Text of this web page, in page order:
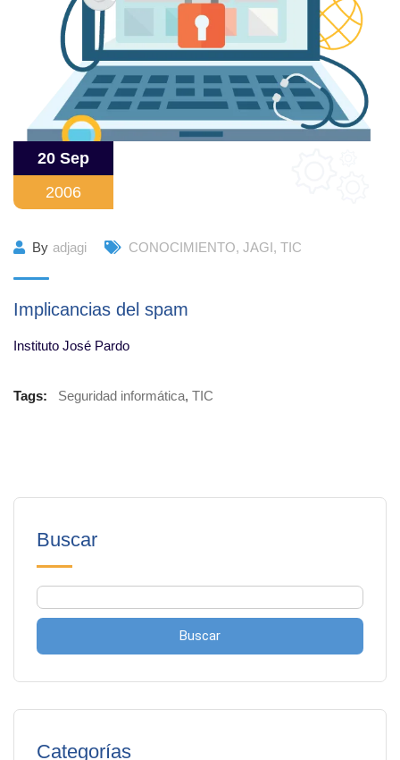
20 Sep
2006
By adjagi CONOCIMIENTO, JAGI, TIC
Implicancias del spam
Instituto José Pardo
Tags: Seguridad informática, TIC
Buscar
Buscar
Categorías